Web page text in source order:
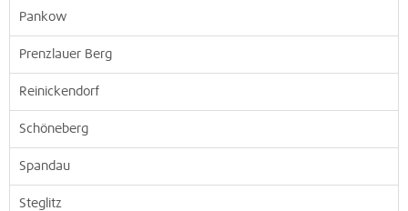
Pankow
Prenzlauer Berg
Reinickendorf
Schöneberg
Spandau
Steglitz